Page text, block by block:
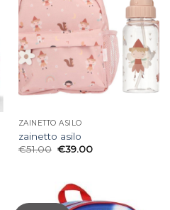
ZAINETTO ASILO
zainetto asilo
€51.00 €39.00